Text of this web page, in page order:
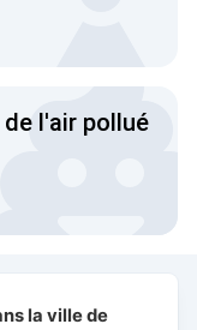
l'air pollué
la ville de